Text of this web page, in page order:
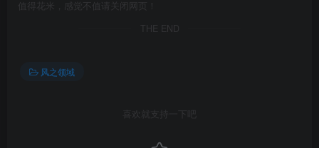
值得花米，感觉不值请关闭网页！
THE END
风之领域
喜欢就支持一下吧